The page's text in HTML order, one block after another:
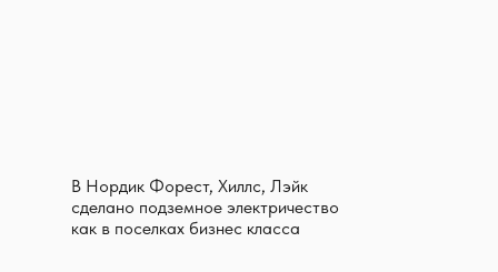
В Нордик Форест, Хиллс, Лэйк
сделано подземное электричество
как в поселках бизнес класса